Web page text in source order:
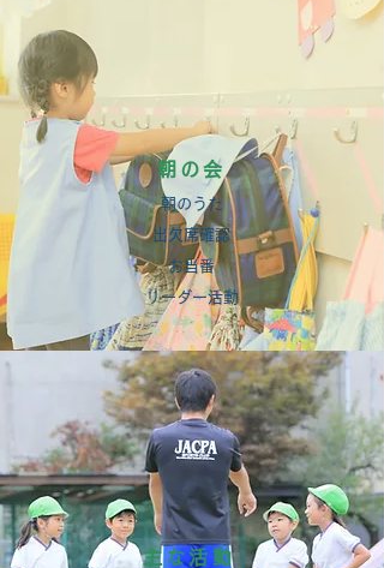
朝の会
朝のうた
出欠席確認
お当番
リーダー活動
主な活動